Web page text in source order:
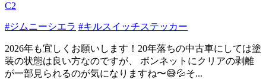
C2
#ジムニーシエラ #キルスイッチステッカー
2026年も宜しくお願いします！20年落ちの中古車にしては塗
装の状態は良い方なのですが、 ボンネットにクリアの剥離
が一部見られるのが気になりますね〜😅💦そ...